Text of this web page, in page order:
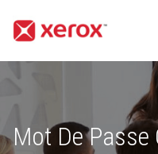
Mot De Passe